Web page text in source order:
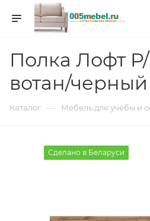
Полка Лофт
вотан/черный
Каталог — Мебель для учебы и
Сделано в Беларуси